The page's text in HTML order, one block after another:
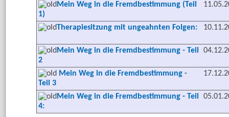
Mein Weg in die Fremdbestimmung (Teil
1)
Therapiesitzung mit ungeahnten Folgen:
Mein Weg in die Fremdbestimmung - Teil
2
Mein Weg in die Fremdbestimmung -
Teil 3
Mein Weg in die Fremdbestimmung - Teil
4: